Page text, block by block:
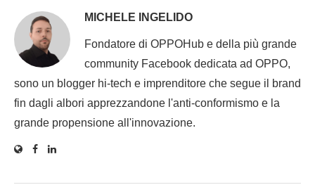
MICHELE INGELIDO
Fondatore di OPPOHub e della più grande
community Facebook dedicata ad OPPO,
sono un blogger hi-tech e imprenditore che segue il brand
fin dagli albori apprezzandone l'anti-conformismo e la
grande propensione all'innovazione.